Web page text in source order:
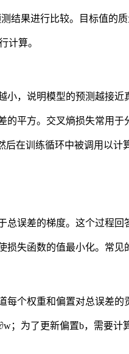
结果进行比较。目标值的
计算。
小，说明模型的预测越接近
平方。交叉熵损失常用
后在训练循环中被调用以计
误差的梯度。这个过程
失函数的值最小化。常见
个权重和偏置对总误差
；为了更新偏置b，需要